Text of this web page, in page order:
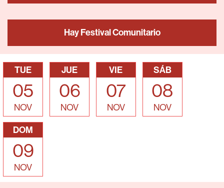
Hay Festival Comunitario
TUE
05
NOV
JUE
06
NOV
VIE
07
NOV
SÁB
08
NOV
DOM
09
NOV